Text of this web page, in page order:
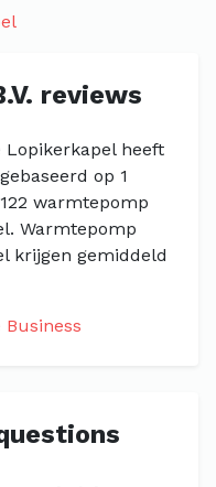
reviews
Lopikerkapel heeft
op 1
warmtepomp
Warmtepomp
krijgen gemiddeld
Business